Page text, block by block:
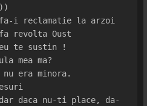
i reclamatie la arzoi
revolta Oust
te sustin !
mea ma?
era minora.
daca nu-ti place, da-